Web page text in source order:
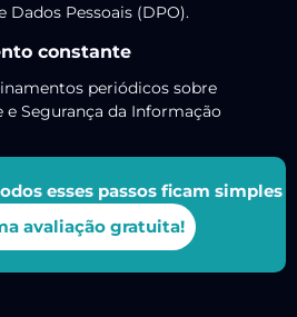
Dados Pessoais (DPO).
constante
periódicos sobre
e Segurança da Informação
esses passos ficam simples
avaliação gratuita!